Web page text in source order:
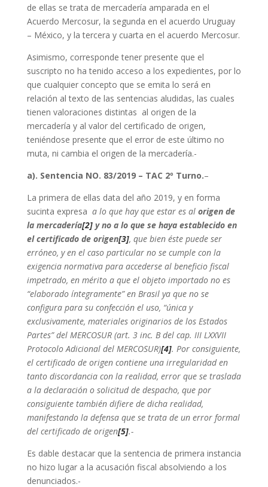
de ellas se trata de mercadería amparada en el
Acuerdo Mercosur, la segunda en el acuerdo Uruguay
– México, y la tercera y cuarta en el acuerdo Mercosur.
Asimismo, corresponde tener presente que el
suscripto no ha tenido acceso a los expedientes, por lo
que cualquier concepto que se emita lo será en
relación al texto de las sentencias aludidas, las cuales
tienen valoraciones distintas al origen de la
mercadería y al valor del certificado de origen,
teniéndose presente que el error de este último no
muta, ni cambia el origen de la mercadería.-
a). Sentencia NO. 83/2019 – TAC 2º Turno.–
La primera de ellas data del año 2019, y en forma
sucinta expresa a lo que hay que estar es al origen de
la mercadería[2] y no a lo que se haya establecido en
el certificado de origen[3], que bien éste puede ser
erróneo, y en el caso particular no se cumple con la
exigencia normativa para accederse al beneficiofiscal
impetrado, en mérito a que el objeto importado no es
“elaborado íntegramente” en Brasil ya que no se
configura para su confección el uso, “única y
exclusivamente, materiales originarios de los Estados
Partes” del MERCOSUR (art. 3 inc. B del cap. III LXXVII
Protocolo Adicional del MERCOSUR)[4]. Por consiguiente,
el certificado de origen contiene una irregularidad en
tanto discordancia con la realidad, error que se traslada
a la declaración o solicitud de despacho, que por
consiguiente también difiere de dicha realidad,
manifestando la defensa que se trata de un error formal
del certificado de origen[5].-
Es dable destacar que la sentencia de primera instancia
no hizo lugar a la acusación fiscal absolviendo a los
denunciados.-